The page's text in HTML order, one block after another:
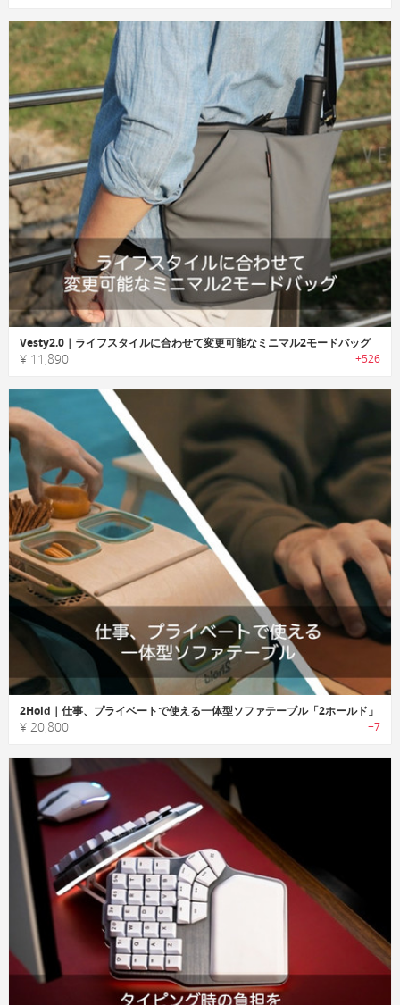
Vesty2.0｜ライフスタイルに合わせて変更可能なミニマル2モードバッグ
¥ 11,890 +526
2Hold｜仕事、プライベートで使える一体型ソファテーブル「2ホールド」
¥ 20,800 +7